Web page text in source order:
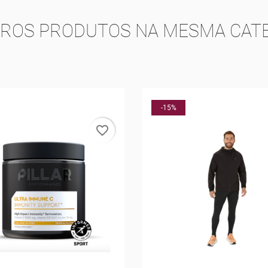
PRODUTOS NA MESMA
favorite_border
-30%